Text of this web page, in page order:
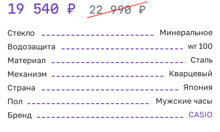
19 540 ₽ 22 990₽
Стекло
Минеральное
Водозащита
wr 100
Материал
Сталь
Механизм
Кварцевый
Страна
Япония
Пол
Мужские часы
Бренд
CASIO